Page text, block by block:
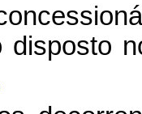
disposto